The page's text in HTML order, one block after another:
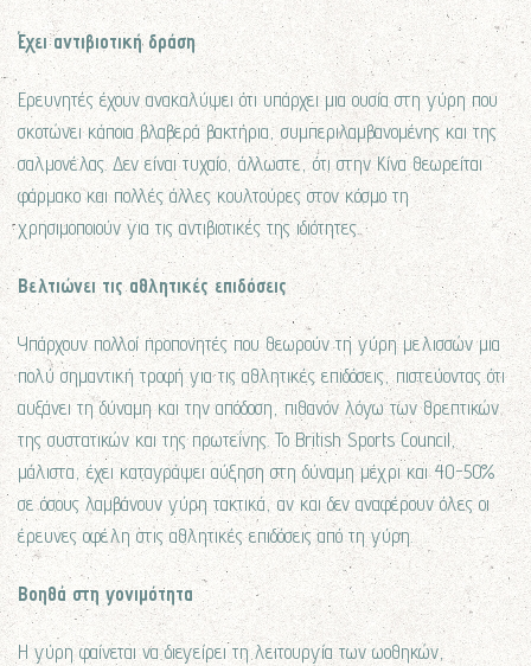
Έχει αντιβιοτική δράση
Ερευνητές έχουν ανακαλύψει ότι υπάρχει μια ουσία στη γύρη που
σκοτώνει κάποια βλαβερά βακτήρια, συμπεριλαμβανομένης και της
σαλμονέλας. Δεν είναι τυχαίο, άλλωστε, ότι στην Κίνα θεωρείται
φάρμακο και πολλές άλλες κουλτούρες στον κόσμο τη
χρησιμοποιούν για τις αντιβιοτικές της ιδιότητες.
Βελτιώνει τις αθλητικές επιδόσεις
Υπάρχουν πολλοί προπονητές που θεωρούν τη γύρη μελισσών μια
πολύ σημαντική τροφή για τις αθλητικές επιδόσεις, πιστεύοντας ότι
αυξάνει τη δύναμη και την απόδοση, πιθανόν λόγω των θρεπτικών
της συστατικών και της πρωτεΐνης. Το British Sports Council,
μάλιστα, έχει καταγράψει αύξηση στη δύναμη μέχρι και 40-50%
σε όσους λαμβάνουν γύρη τακτικά, αν και δεν αναφέρουν όλες οι
έρευνες οφέλη στις αθλητικές επιδόσεις από τη γύρη.
Βοηθά στη γονιμότητα
Η γύρη φαίνεται να διεγείρει τη λειτουργία των ωοθηκών,